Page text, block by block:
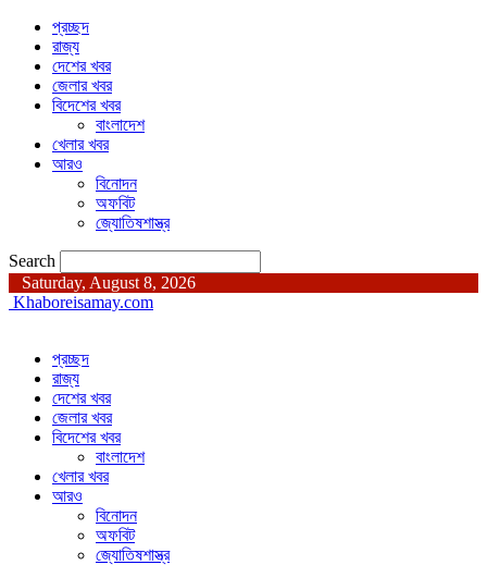
প্রচ্ছদ
রাজ্য
দেশের খবর
জেলার খবর
বিদেশের খবর
বাংলাদেশ
খেলার খবর
আরও
বিনোদন
অফবিট
জ্যোতিষশাস্ত্র
Search
Saturday, August 8, 2026
Khaboreisamay.com
প্রচ্ছদ
রাজ্য
দেশের খবর
জেলার খবর
বিদেশের খবর
বাংলাদেশ
খেলার খবর
আরও
বিনোদন
অফবিট
জ্যোতিষশাস্ত্র